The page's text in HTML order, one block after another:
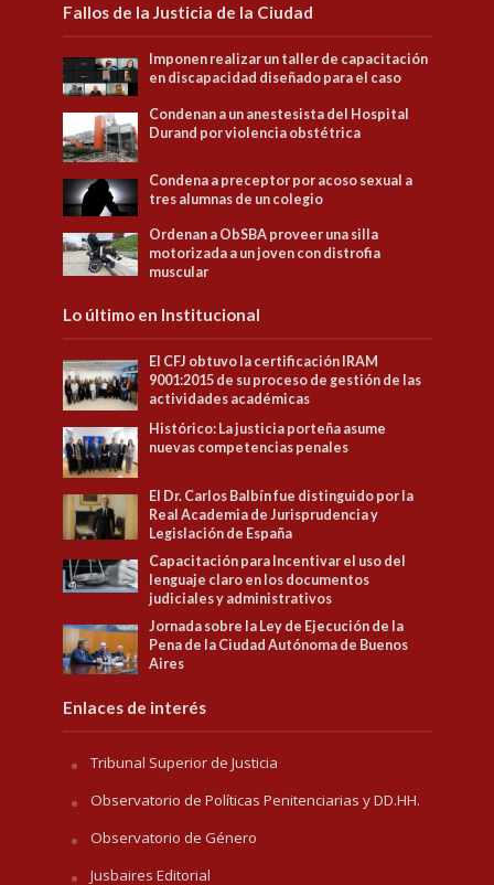
Fallos de la Justicia de la Ciudad
Imponen realizar un taller de capacitación
en discapacidad diseñado para el caso
Condenan a un anestesista del Hospital
Durand por violencia obstétrica
Condena a preceptor por acoso sexual a
tres alumnas de un colegio
Ordenan a ObSBA proveer una silla
motorizada a un joven con distrofia
muscular
Lo último en Institucional
El CFJ obtuvo la certificación IRAM
9001:2015 de su proceso de gestión de las
actividades académicas
Histórico: La justicia porteña asume
nuevas competencias penales
El Dr. Carlos Balbín fue distinguido por la
Real Academia de Jurisprudencia y
Legislación de España
Capacitación para Incentivar el uso del
lenguaje claro en los documentos
judiciales y administrativos
Jornada sobre la Ley de Ejecución de la
Pena de la Ciudad Autónoma de Buenos
Aires
Enlaces de interés
Tribunal Superior de Justicia
Observatorio de Políticas Penitenciarias y DD.HH.
Observatorio de Género
Jusbaires Editorial